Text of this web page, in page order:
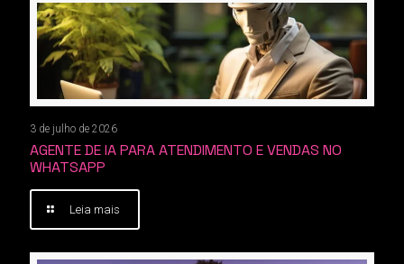
3 de julho de 2026
AGENTE DE IA PARA ATENDIMENTO E VENDAS NO
WHATSAPP
Leia mais